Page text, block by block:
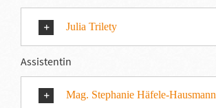
Julia Trilety
Assistentin
Mag. Stephanie Häfele-Hausmann